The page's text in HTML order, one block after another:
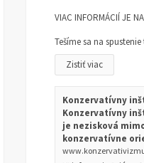
VIAC INFORMÁCIÍ JE
Tešíme sa na
Zistiť viac
Konzervatívny
Konzervatívny
je nezisková
konzervatívne